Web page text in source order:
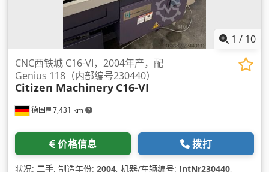
1 / 10
德国 7,431 km
CNC西铁城 C16-VI，2004年产，配
Genius 118（内部编号230440）
Citizen Machinery C16-VI
价格信息 拨打
状况: 二手, 制造年份: 2004, 机器/车辆编号: IntNr230440,